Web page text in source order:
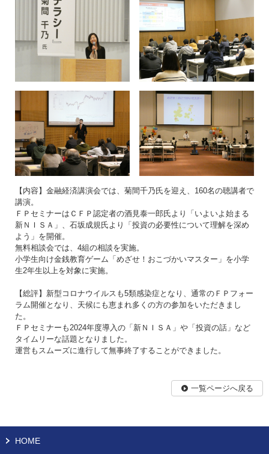
【内容】金融経済講演会では、菊間千乃氏を迎え、160名の聴講者で
講演。
ＦＰセミナーはＣＦＰ認定者の酒見泰一郎氏より「いよいよ始まる
新ＮＩＳＡ」、石坂成規氏より「投資の必要性について理解を深め
よう」を開催。
無料相談会では、4組の相談を実施。
小学生向け金銭教育ゲーム「めざせ！おこづかいマスター」を小学
生2年生以上を対象に実施。
【総評】新型コロナウイルスも5類感染症となり、通常のＦＰフォー
ラム開催となり、天候にも恵まれ多くの方の参加をいただきまし
た。
ＦＰセミナーも2024年度導入の「新ＮＩＳＡ」や「投資の話」など
タイムリーな話題となりました。
運営もスムーズに進行して無事終了することができました。
一覧ページへ戻る
HOME